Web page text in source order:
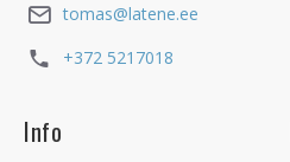
tomas@latene.ee
+372 5217018
Info